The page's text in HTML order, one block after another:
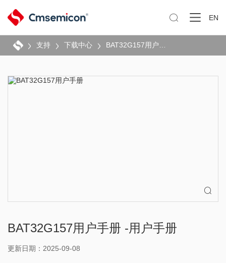
 EN
支持 下载中心

BAT32G157用户手册 -用户手册
更新日期：2025-09-08